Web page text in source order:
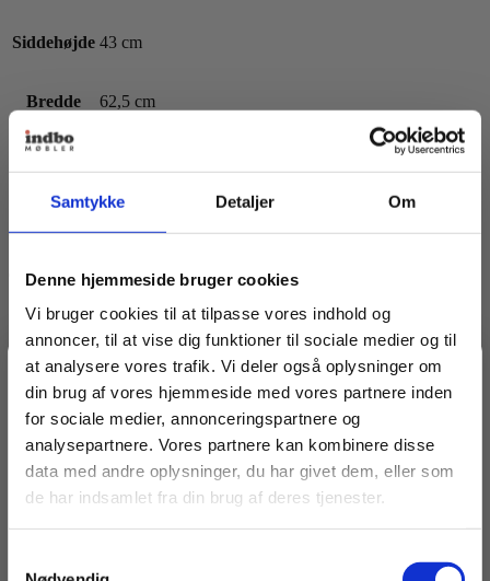
Samtykke Detaljer Om
Denne hjemmeside bruger cookies
Vi bruger cookies til at tilpasse vores indhold og
annoncer, til at vise dig funktioner til sociale medier og til
at analysere vores trafik. Vi deler også oplysninger om
din brug af vores hjemmeside med vores partnere inden
for sociale medier, annonceringspartnere og
analysepartnere. Vores partnere kan kombinere disse
data med andre oplysninger, du har givet dem, eller som
de har indsamlet fra din brug af deres tjenester.
Siddehøjde 43 cm
Bredde 62,5 cm
Anbefalinger til dig
Spar 20% på dit første køb
Bliv medlem af Indbo Møblers kundeklub!
20% rabat på dit første køb
og modtag vores
nyhedsbrev med tilbud, nyheder, inspiration og
invitationer til eksklusive events.